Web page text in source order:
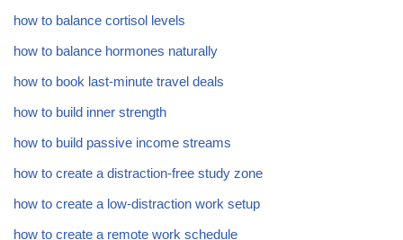
how to balance cortisol levels
how to balance hormones naturally
how to book last-minute travel deals
how to build inner strength
how to build passive income streams
how to create a distraction-free study zone
how to create a low-distraction work setup
how to create a remote work schedule